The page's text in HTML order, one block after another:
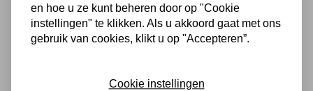
Laselektroden RVS 308RLC
2,0mm 300mm 12st
10,59
en hoe u ze kunt beheren door op "Cookie
instellingen" te klikken. Als u akkoord gaat met ons
gebruik van cookies, klikt u op "Accepteren”.
Cookie instellingen